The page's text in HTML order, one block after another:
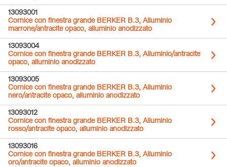
13093001
Cornice con finestra grande BERKER B.3, Alluminio
marrone/antracite opaco, alluminio anodizzato
13093004
Cornice con finestra grande BERKER B.3, Alluminio/antracite
opaco, alluminio anodizzato
13093005
Cornice con finestra grande BERKER B.3, Alluminio
nero/antracite opaco, alluminio anodizzato
13093012
Cornice con finestra grande BERKER B.3, Alluminio
rosso/antracite opaco, alluminio anodizzato
13093016
Cornice con finestra grande BERKER B.3, Alluminio
oro/antracite opaco, alluminio anodizzato